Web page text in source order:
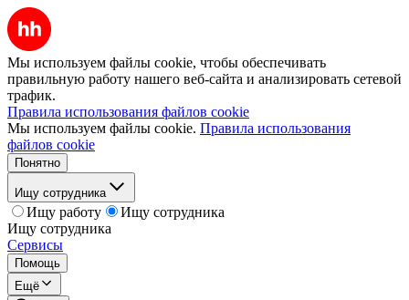
Мы используем файлы cookie, чтобы обеспечивать
правильную работу нашего веб-сайта и анализировать сетевой
трафик.
Правила использования файлов cookie
Мы используем файлы cookie. Правила использования
файлов cookie
Понятно
Ищу сотрудника
Ищу работу
Ищу сотрудника
Ищу сотрудника
Сервисы
Помощь
Ещё